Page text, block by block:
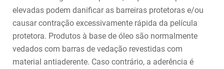
elevadas podem danificar as barreiras protetoras e/ou
causar contração excessivamente rápida da película
protetora. Produtos à base de óleo são normalmente
vedados com barras de vedação revestidas com
material antiaderente. Caso contrário, a aderência é